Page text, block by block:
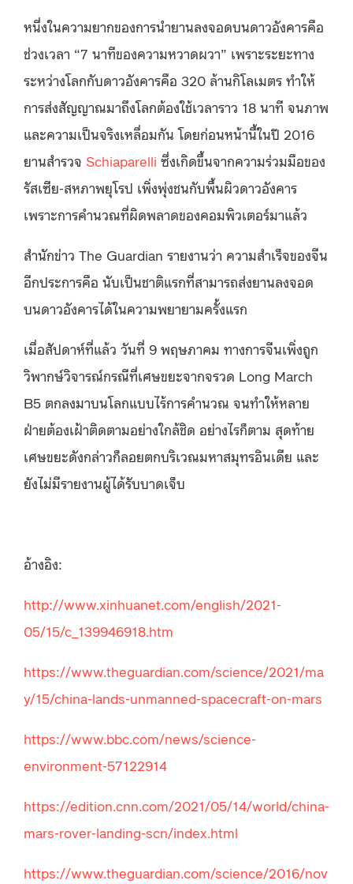
หนึ่งในความยากของการนำยานลงจอดบนดาวอังคารคือ
ช่วงเวลา “7 นาทีของความหวาดผวา” เพราะระยะทาง
ระหว่างโลกกับดาวอังคารคือ 320 ล้านกิโลเมตร ทำให้
การส่งสัญญาณมาถึงโลกต้องใช้เวลาราว 18 นาที จนภาพ
และความเป็นจริงเหลื่อมกัน โดยก่อนหน้านี้ในปี 2016
ยานสำรวจ Schiaparelli ซึ่งเกิดขึ้นจากความร่วมมือของ
รัสเซีย-สหภาพยุโรป เพิ่งพุ่งชนกับพื้นผิวดาวอังคาร
เพราะการคำนวณที่ผิดพลาดของคอมพิวเตอร์มาแล้ว
สำนักข่าว The Guardian รายงานว่า ความสำเร็จของจีน
อีกประการคือ นับเป็นชาติแรกที่สามารถส่งยานลงจอด
บนดาวอังคารได้ในความพยายามครั้งแรก
เมื่อสัปดาห์ที่แล้ว วันที่ 9 พฤษภาคม ทางการจีนเพิ่งถูก
วิพากษ์วิจารณ์กรณีที่เศษขยะจากจรวด Long March
B5 ตกลงมาบนโลกแบบไร้การคำนวณ จนทำให้หลาย
ฝ่ายต้องเฝ้าติดตามอย่างใกล้ชิด อย่างไรก็ตาม สุดท้าย
เศษขยะดังกล่าวก็ลอยตกบริเวณมหาสมุทรอินเดีย และ
ยังไม่มีรายงานผู้ได้รับบาดเจ็บ
อ้างอิง:
http://www.xinhuanet.com/english/2021-
05/15/c_139946918.htm
https://www.theguardian.com/science/2021/ma
y/15/china-lands-unmanned-spacecraft-on-mars
https://www.bbc.com/news/science-
environment-57122914
https://edition.cnn.com/2021/05/14/world/china-
mars-rover-landing-scn/index.html
https://www.theguardian.com/science/2016/nov